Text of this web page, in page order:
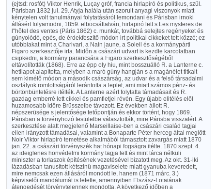
(ejtsd: rosfót) Viktor Henrik, Luçay gróf, francia hirlapiró és politikus, szül.
Párisban 1832 jul. 29. Atyja halála után szorult anyagi viszonyok miatt
kénytelen volt tanulmányai folytatásáról lemondani és Párisban irnoki
állásért folyamodni; 1859. elbocsáttatván, hirlapiró lett s Les mysteres de
l"hôtel des ventes (Páris 1862) c. munkát, továbbá selejtes regényeket és
gúnyolódó, epés, de érdekfeszítő módon irt politikai cikkeket tett közzé; ez
utóbbiakat mint a Charivari, a Nain jaune, a Soleil és a kormánypárti
Figaro szerkesztője irta. Midőn a császári udvart is kezdte karcolatban
csipkedni, a kormány parancsára a Figaro szerkesztőségéből
eltávolították (1868). Erre az épp oly hiu, mint bosszuálló R. a Lanterne c.
hetilapot alapította, melyben a maró gúny hangján s a magánélet titkait
sem kimélő módon a második császárság, az udvar és a felső társadalmi
osztályok romlottságáról lerántotta a leplet, ami miatt számos pénz- és
börtönbüntetésre itélték. A Lanterne azért folytatta támadásait és R.
gazdag emberré lett cikkei és pamfletjei révén. Egy újabb elitélés elől
huzamosabb időre Brüsszelbe távozott. Ez években állott R.
népszerüsége s jelentősége tetőpontján és ekkor történt, hogy 1869.
Párisban a törvényhozó testületbe választották, mire Párisba visszatért. A
szerkesztése alatt megjelenő Marseillaise-ben a császári család tagjai
ellen irányzott támadásai, valamint a Bonaparte Péter herceg által meglőtt
Noir Viktor hirlapiró temetése alkalmából támasztott zavargás miatt 1870
jan. 22. a császári törvényszék hat hónapi fogságra itélte. 1870 szept. 4.
az ideiglenes honvédelmi kormány tagja lett és mint tárca nélküli
miniszter a torlaszok építésének vezetésével bizatott meg. Az okt. 31-iki
lázadásban tanusított kétszinü magaviselete miatt gyanuba keveredett,
mire nemcsak ezen állásáról mondott le, hanem (1871 márc. 3.)
képviselői mandátumát is letette, amennyiben Elszász-Lotaiának
átengedését törvénytelennek mondotta. A következő időben a